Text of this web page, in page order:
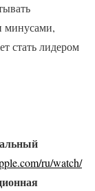
минусами,
стать лидером
ru/watch/